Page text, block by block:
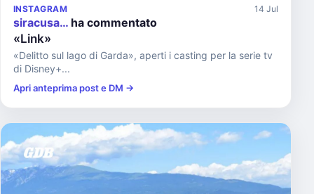
INSTAGRAM 14 Jul
siracusa… ha commentato
«Link»
«Delitto sul lago di Garda», aperti i casting per la serie tv
di Disney+...
Apri anteprima post e DM →